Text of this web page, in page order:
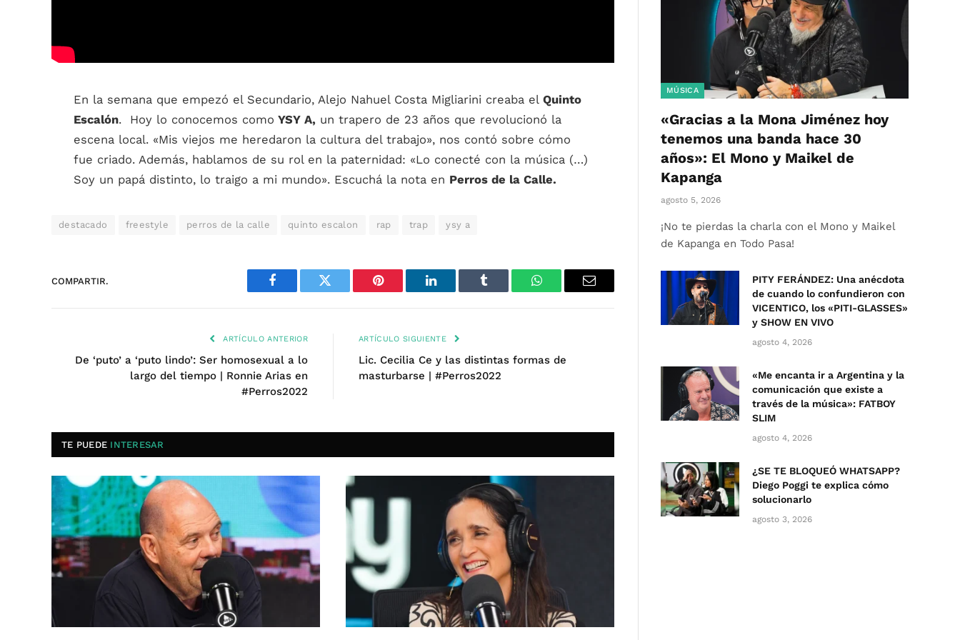
En la semana que empezó el Secundario, Alejo Nahuel Costa Migliarini creaba el Quinto
Escalón. Hoy lo conocemos como YSY A, un trapero de 23 años que revolucionó la
escena local. «Mis viejos me heredaron la cultura del trabajo», nos contó sobre cómo
fue criado. Además, hablamos de su rol en la paternidad: «Lo conecté con la música (…)
Soy un papá distinto, lo traigo a mi mundo». Escuchá la nota en Perros de la Calle.
destacado freestyle perros de la calle quinto escalon rap trap ysy a
COMPARTIR.
Facebook Twitter Pinterest LinkedIn Tumblr WhatsAppEmail
ARTÍCULO ANTERIOR
De ‘puto’ a ‘puto lindo’: Ser homosexual a lo
largo del tiempo | Ronnie Arias en
#Perros2022
ARTÍCULO SIGUIENTE
Lic. Cecilia Ce y las distintas formas de
masturbarse | #Perros2022
TE PUEDE INTERESAR
MÚSICA
«Gracias a la Mona Jiménez hoy
tenemos una banda hace 30
años»: El Mono y Maikel de
Kapanga
agosto 5, 2026
¡No te pierdas la charla con el Mono y Maikel
de Kapanga en Todo Pasa!
PITY FERÁNDEZ: Una anécdota
de cuando lo confundieron con
VICENTICO, los «PITI-GLASSES»
y SHOW EN VIVO
agosto 4, 2026
«Me encanta ir a Argentina y la
comunicación que existe a
través de la música»: FATBOY
SLIM
agosto 4, 2026
¿SE TE BLOQUEÓ WHATSAPP?
Diego Poggi te explica cómo
solucionarlo
agosto 3, 2026